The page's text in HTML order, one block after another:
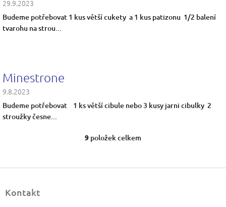
29.9.2023
Budeme potřebovat 1 kus větší cukety a 1 kus patizonu 1/2 balení
tvarohu na strou...
Minestrone
9.8.2023
Budeme potřebovat 1 ks větší cibule nebo 3 kusy jarni cibulky 2
stroužky česne...
O
á
9 položek celkem
Kontakt